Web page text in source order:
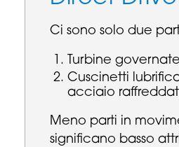
Ci sono solo due
Turbine
Cuscinetti
acciaio
Meno parti in
significano basso